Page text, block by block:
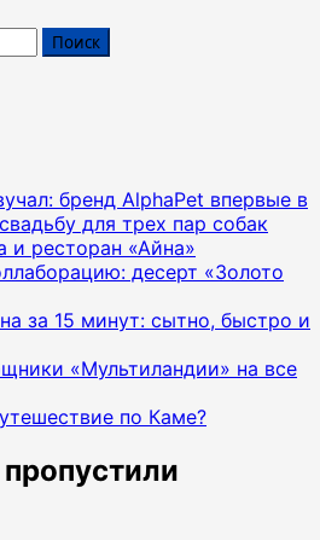
бренд AlphaPet впервые в
для трех пар собак
и ресторан «Айна»
десерт «Золото
за 15 минут: сытно, быстро и
«Мультиландии» на все
по Каме?